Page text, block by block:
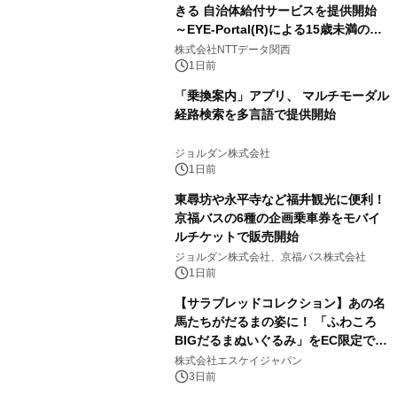
きる 自治体給付サービスを提供開始
～EYE-Portal(R)による15歳未満の本
人認証と デジタルデバイド対策で実現
～
株式会社NTTデータ関西
1日前
「乗換案内」アプリ、 マルチモーダル
経路検索を多言語で提供開始
ジョルダン株式会社
1日前
東尋坊や永平寺など福井観光に便利！
京福バスの6種の企画乗車券をモバイ
ルチケットで販売開始
ジョルダン株式会社、京福バス株式会社
1日前
【サラブレッドコレクション】あの名
馬たちがだるまの姿に！ 「ふわころ
BIGだるまぬいぐるみ」をEC限定で受
注販売開始
株式会社エスケイジャパン
3日前